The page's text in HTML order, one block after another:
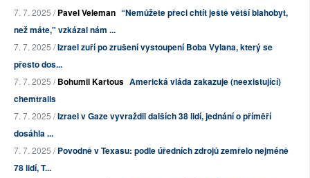
7. 7. 2025 /Pavel Veleman “Nemůžete přeci chtít ještě větší blahobyt,
než máte," vzkázal nám ...
7. 7. 2025 /Izrael zuří po zrušení vystoupení Boba Vylana, který se
přesto dos...
7. 7. 2025 /Bohumil Kartous Americká vláda zakazuje (neexistující)
chemtrails
7. 7. 2025 /Izrael v Gaze vyvraždil dalších 38 lidí, jednání o příměří
dosáhla ...
7. 7. 2025 /Povodně v Texasu: podle úředních zdrojů zemřelo nejméně
78 lidí, T...